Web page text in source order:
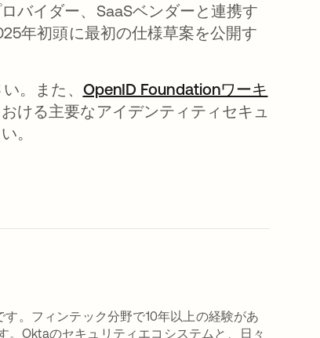
バイダー、SaaSベンダーと連携す
年初頭に最初の仕様草案を公開す
。また、 OpenID Foundationワーキ
ける主要なアイデンティティセキュ
。
。フィンテック分野で10年以上の経験があ
。Oktaのセキュリティエコシステムと、日々